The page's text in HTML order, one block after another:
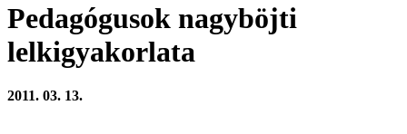
Pedagógusok nagyböjti
lelkigyakorlata
2011. 03. 13.